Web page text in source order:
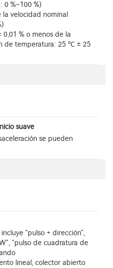
0 %~100 %)
velocidad nominal
% o menos de la
de temperatura: 25 ℃ ± 25
suave
se pueden
"pulso + dirección",
"pulso de cuadratura de
lineal, colector abierto